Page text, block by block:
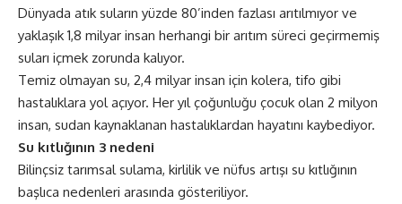
Dünyada atık suların yüzde 80’inden fazlası arıtılmıyor ve
yaklaşık 1,8 milyar insan herhangi bir arıtım süreci geçirmemiş
suları içmek zorunda kalıyor.
Temiz olmayan su, 2,4 milyar insan için kolera, tifo gibi
hastalıklara yol açıyor. Her yıl çoğunluğu çocuk olan 2 milyon
insan, sudan kaynaklanan hastalıklardan hayatını kaybediyor.
Su kıtlığının 3 nedeni
Bilinçsiz tarımsal sulama, kirlilik ve nüfus artışı su kıtlığının
başlıca nedenleri arasında gösteriliyor.